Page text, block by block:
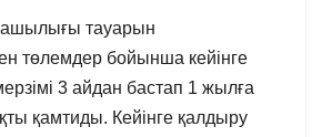
тауарын
төлемдер бойынша кейінге
3 айдан бастап 1 жылға
қамтиды. Кейінге қалдыру